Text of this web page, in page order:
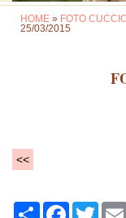
HOME » FOTO
25/03/2015
<<
Share Facebook